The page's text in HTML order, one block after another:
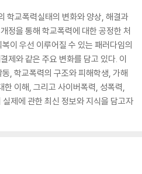
학교폭력실태의 변화와 양상, 해결과
정을 통해 학교폭력에 대한 공정한 처
이 우선 이루어질 수 있는 패러다임의
제와 같은 주요 변화를 담고 있다. 이
, 학교폭력의 구조와 피해학생, 가해
한 이해, 그리고 사이버폭력, 성폭력,
제에 관한 최신 정보와 지식을 담고자